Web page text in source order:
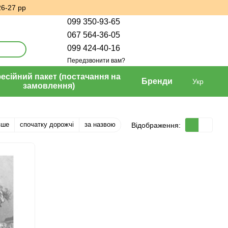
27 рр
099 350-93-65
067 564-36-05
099 424-40-16
Передзвонити вам?
пакет (постачання на
замовлення)
Бренди Укр
спочатку дорожчі за назвою Відображення: